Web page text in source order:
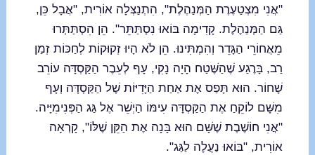
"אֲנִי מִצְטַעֶרֶת הַמְּנַהֶלֶת", הִתְנַצְּלָה אוֹרִית, "אֲבָל כֵּן,
גַּם הַמְּנַהֶלֶת. קָדִימָה בּוֹאוּ נִסְתַּתֵּר". הֵן הִסְתַּתְּרוּ
מֵאֲחוֹרֵי הַגָּדֵר וְהִמְתִּינוּ. הֵן לֹא הָיוּ זְקוּקוֹת לְחַכּוֹת זְמַן
רַב, בָּרֶגַע שֶׁהַשֶּׁטַח הָיָה נָקִי, עָף לְעֵבֶר הַקַּסְדָּה עוֹרֵב
שָׁחוֹר. הוּא תָּפַס אֶת אַחַת הַיָּדִיּוֹת שֶׁל הַקַּסְדָּה וְעָף
מִשָּׁם לוֹקֵחַ אֶת הַקַּסְדָּה עִימּוֹ הַיְשֵׁר אֶל גַּג הַפְּנִימִיָּיה.
"אֲנִי חוֹשֶׁבֶת שֶׁשָּׁם הוּא בָּנָה אֶת הַקֵּן שֶׁלּוֹ", קָרְאָה
אוֹרִית, "בּוֹאוּ נַעֲלֶה לַגַּג".